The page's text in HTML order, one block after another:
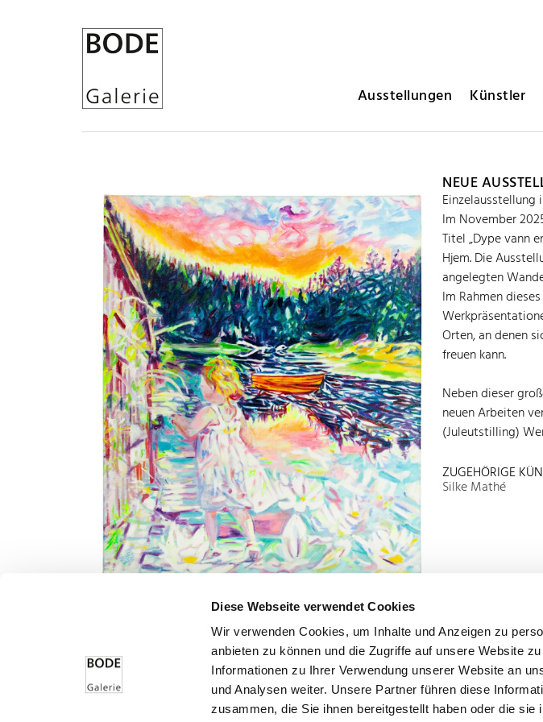
Diese Webseite verwendet Cookies
Wir verwenden Cookies, um Inhalte und Anzeigen zu
anbieten zu können und die Zugriffe auf unsere Website
Informationen zu Ihrer Verwendung unserer Website an
und Analysen weiter. Unsere Partner führen diese
zusammen, die Sie ihnen bereitgestellt haben oder die
Ausstellungen Künstler
NEUE
Im November
Titel „Dype vann
Hjem. Die
angelegten
Im Rahmen
Orten, an denen
freuen kann.
Neben dieser
neuen Arbeiten
(Juleutstilling)
ZUGEHÖRIGE
Silke Mathé
Bode – Passion für Kunst Datenschutzerklärung Impressum